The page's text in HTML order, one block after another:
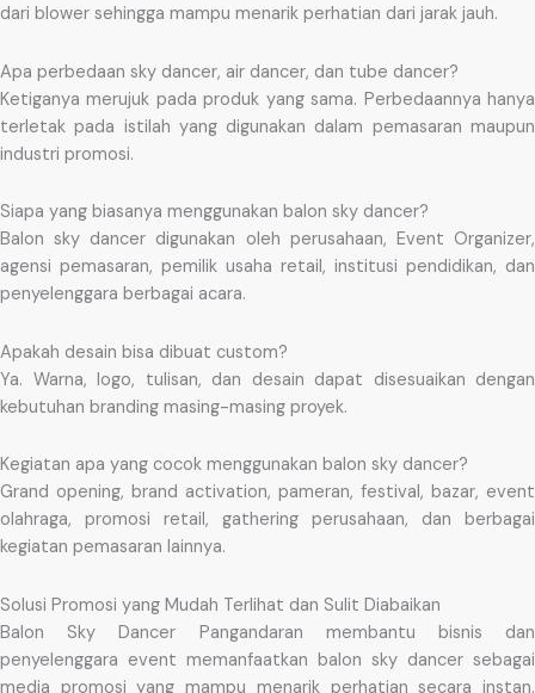
dari blower sehingga mampu menarik perhatian dari jarak jauh.
Apa perbedaan sky dancer, air dancer, dan tube dancer?
Ketiganya merujuk pada produk yang sama. Perbedaannya hanya
terletak pada istilah yang digunakan dalam pemasaran maupun
industri promosi.
Siapa yang biasanya menggunakan balon sky dancer?
Balon sky dancer digunakan oleh perusahaan, Event Organizer,
agensi pemasaran, pemilik usaha retail, institusi pendidikan, dan
penyelenggara berbagai acara.
Apakah desain bisa dibuat custom?
Ya. Warna, logo, tulisan, dan desain dapat disesuaikan dengan
kebutuhan branding masing-masing proyek.
Kegiatan apa yang cocok menggunakan balon sky dancer?
Grand opening, brand activation, pameran, festival, bazar, event
olahraga, promosi retail, gathering perusahaan, dan berbagai
kegiatan pemasaran lainnya.
Solusi Promosi yang Mudah Terlihat dan Sulit Diabaikan
Balon Sky Dancer Pangandaran membantu bisnis dan
penyelenggara event memanfaatkan balon sky dancer sebagai
media promosi yang mampu menarik perhatian secara instan.